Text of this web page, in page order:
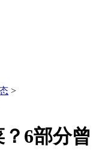
>
6部分曾